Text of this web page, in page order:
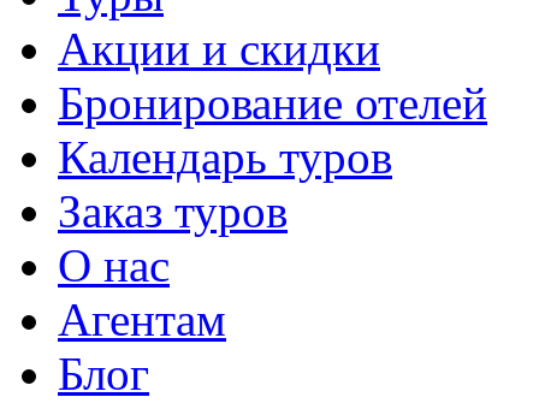
Акции и скидки
Бронирование отелей
Календарь туров
Заказ туров
О нас
Агентам
Блог